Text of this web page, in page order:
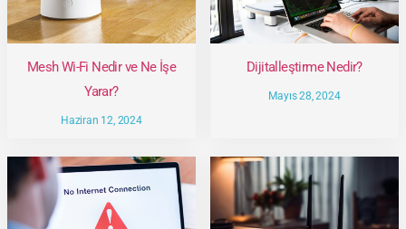
Mesh Wi-Fi Nedir ve Ne İşe
Yarar?
Haziran 12, 2024
Dijitalleştirme Nedir?
Mayıs 28, 2024